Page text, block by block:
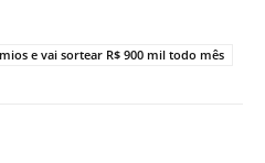
e vai sortear R$ 900 mil todo mês